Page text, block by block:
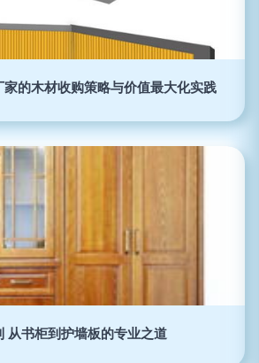
的木材收购策略与价值最大化实践
从书柜到护墙板的专业之道